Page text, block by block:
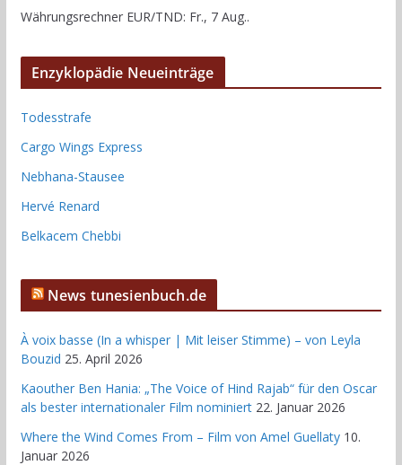
Währungsrechner EUR/TND: Fr., 7 Aug..
Enzyklopädie Neueinträge
Todesstrafe
Cargo Wings Express
Nebhana-Stausee
Hervé Renard
Belkacem Chebbi
News tunesienbuch.de
À voix basse (In a whisper | Mit leiser Stimme) – von Leyla
Bouzid 25. April 2026
Kaouther Ben Hania: „The Voice of Hind Rajab“ für den Oscar
als bester internationaler Film nominiert 22. Januar 2026
Where the Wind Comes From – Film von Amel Guellaty 10.
Januar 2026